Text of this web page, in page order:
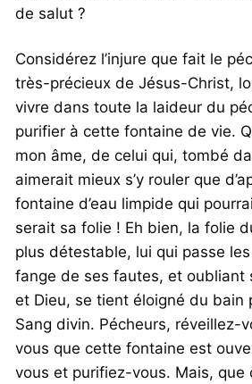
de salut ?
Considérez l’injure que fait le
très-précieux de Jésus-Christ,
vivre dans toute la laideur du
purifier à cette fontaine de vie.
mon âme, de celui qui, tombé
aimerait mieux s’y rouler que
fontaine d’eau limpide qui
serait sa folie ! Eh bien, la folie
plus détestable, lui qui passe
fange de ses fautes, et oubliant
et Dieu, se tient éloigné du bain
Sang divin. Pécheurs, réveillez-
vous que cette fontaine est
vous et purifiez-vous. Mais, que